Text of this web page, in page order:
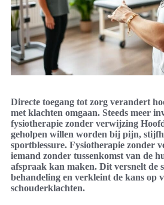
Directe toegang tot zorg verandert
met klachten omgaan. Steeds meer
fysiotherapie zonder verwijzing
geholpen willen worden bij pijn,
sportblessure. Fysiotherapie zonder
iemand zonder tussenkomst van de
afspraak kan maken. Dit versnelt de
behandeling en verkleint de kans op
schouderklachten.